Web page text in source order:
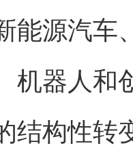
源汽车、
机器人和
结构性转